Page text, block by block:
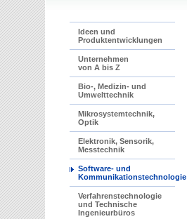
Ideen und
Produktentwicklungen
Unternehmen
von A bis Z
Bio-, Medizin- und
Umwelttechnik
Mikrosystemtechnik,
Optik
Elektronik, Sensorik,
Messtechnik
Software- und
Kommunikationstechnologie
Verfahrenstechnologie
und Technische
Ingenieurbüros